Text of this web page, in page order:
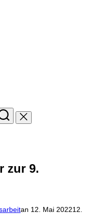
zur 9.
an Veröffentlicht
12. Mai 202212.